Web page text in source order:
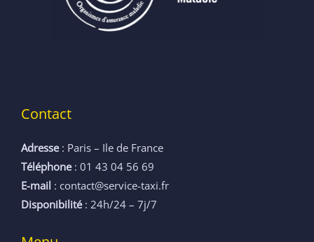
Contact
Adresse: Paris – Ile de France
Téléphone: 01 43 04 56 69
E-mail : contact@service-taxi.fr
Disponibilité: 24h/24 – 7j/7